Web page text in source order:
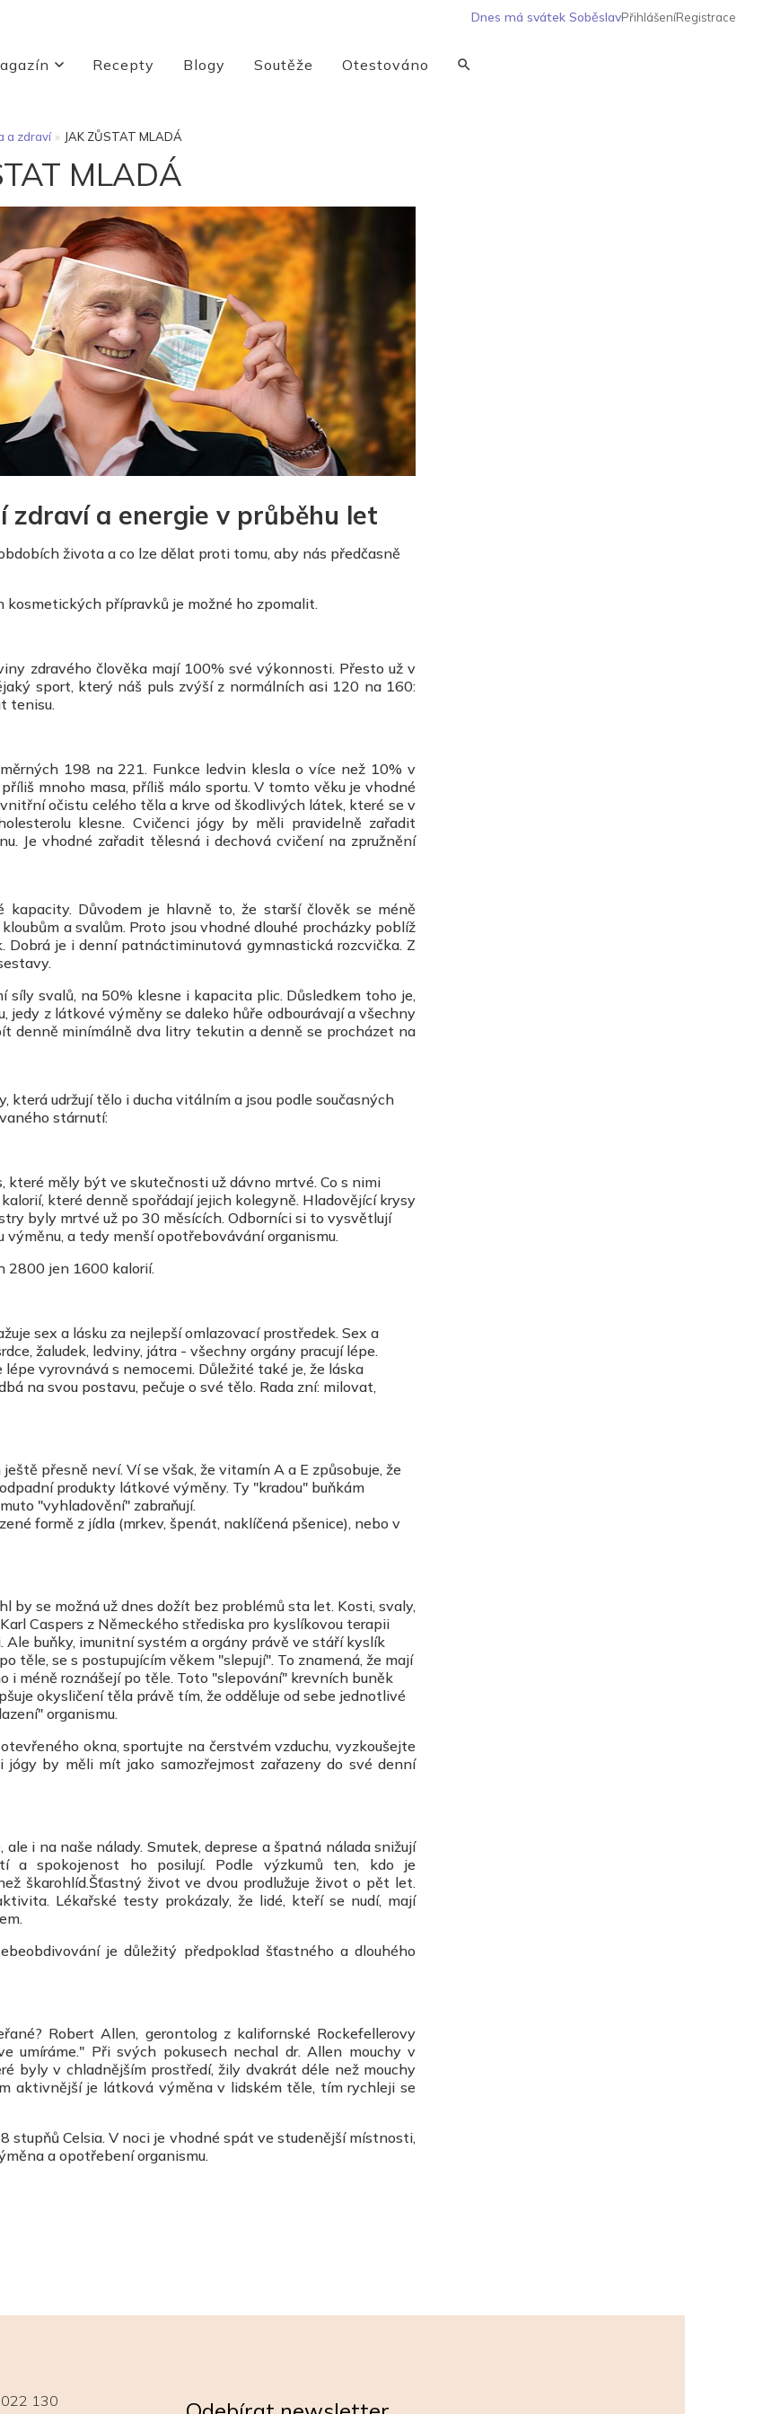
Dnes má svátek SoběslavPřihlášeníRegistrace
Recepty Blogy Soutěže Otestováno
a zdraví » JAK ZŮSTAT MLADÁ
MLADÁ
zdraví a energie v průběhu let
života a co lze dělat proti tomu, aby nás předčasně
přípravků je možné ho zpomalit.
zdravého člověka mají 100% své výkonnosti. Přesto už v
sport, který náš puls zvýší z normálních asi 120 na 160:
tenisu.
198 na 221. Funkce ledvin klesla o více než 10% v
mnoho masa, příliš málo sportu. V tomto věku je vhodné
očistu celého těla a krve od škodlivých látek, které se v
klesne. Cvičenci jógy by měli pravidelně zařadit
Je vhodné zařadit tělesná i dechová cvičení na zpružnění
Důvodem je hlavně to, že starší člověk se méně
a svalům. Proto jsou vhodné dlouhé procházky poblíž
je i denní patnáctiminutová gymnastická rozcvička. Z
svalů, na 50% klesne i kapacita plic. Důsledkem toho je,
z látkové výměny se daleko hůře odbourávají a všechny
denně minímálně dva litry tekutin a denně se procházet na
která udržují tělo i ducha vitálním a jsou podle současných
stárnutí:
měly být ve skutečnosti už dávno mrtvé. Co s nimi
které denně spořádají jejich kolegyně. Hladovějící krysy
byly mrtvé už po 30 měsících. Odborníci si to vysvětlují
a tedy menší opotřebovávání organismu.
2800 jen 1600 kalorií.
sex a lásku za nejlepší omlazovací prostředek. Sex a
žaludek, ledviny, játra - všechny orgány pracují lépe.
vyrovnává s nemocemi. Důležité také je, že láska
na svou postavu, pečuje o své tělo. Rada zní: milovat,
přesně neví. Ví se však, že vitamín A a E způsobuje, že
produkty látkové výměny. Ty "kradou" buňkám
"vyhladovění" zabraňují.
formě z jídla (mrkev, špenát, naklíčená pšenice), nebo v
by se možná už dnes dožít bez problémů sta let. Kosti, svaly,
Caspers z Německého střediska pro kyslíkovou terapii
buňky, imunitní systém a orgány právě ve stáří kyslík
těle, se s postupujícím věkem "slepují". To znamená, že mají
i méně roznášejí po těle. Toto "slepování" krevních buněk
okysličení těla právě tím, že odděluje od sebe jednotlivé
organismu.
okna, sportujte na čerstvém vzduchu, vyzkoušejte
by měli mít jako samozřejmost zařazeny do své denní
i na naše nálady. Smutek, deprese a špatná nálada snižují
a spokojenost ho posilují. Podle výzkumů ten, kdo je
škarohlíd.Šťastný život ve dvou prodlužuje život o pět let.
Lékařské testy prokázaly, že lidé, kteří se nudí, mají
je důležitý předpoklad šťastného a dlouhého
Robert Allen, gerontolog z kalifornské Rockefellerovy
umíráme." Při svých pokusech nechal dr. Allen mouchy v
byly v chladnějším prostředí, žily dvakrát déle než mouchy
aktivnější je látková výměna v lidském těle, tím rychleji se
stupňů Celsia. V noci je vhodné spát ve studenější místnosti,
a opotřebení organismu.
130